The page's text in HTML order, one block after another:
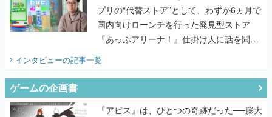
プリの“代替ストア”として、わずか6ヵ月で
国内向けローンチを行った発見型ストア
『あっぷアリーナ！』仕掛け人に話を聞い
てみた
インタビューの記事一覧
ゲームの企画書
『アビス』は、ひとつの奇跡だった──膨大